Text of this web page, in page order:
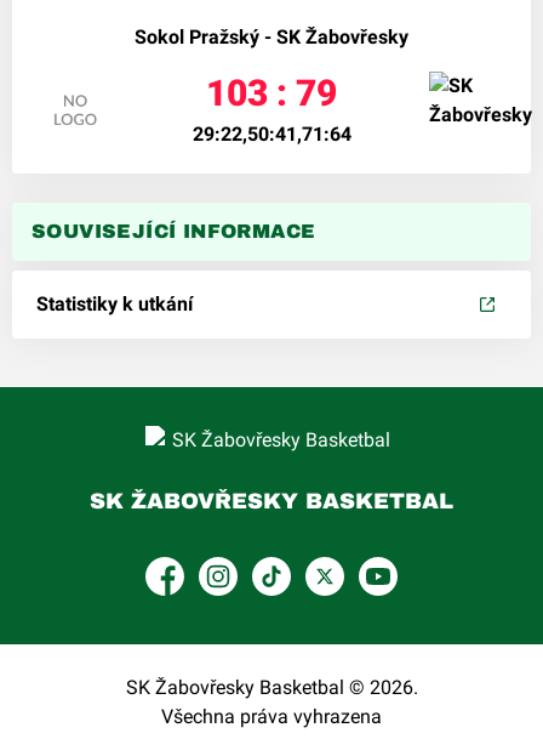
Sokol Pražský - SK Žabovřesky
103 : 79
29:22,50:41,71:64
SOUVISEJÍCÍ INFORMACE
Statistiky k utkání
SK ŽABOVŘESKY BASKETBAL
FacebookInstagram
TikTokPlatform X
YouTube
SK Žabovřesky Basketbal © 2026.
Všechna práva vyhrazena